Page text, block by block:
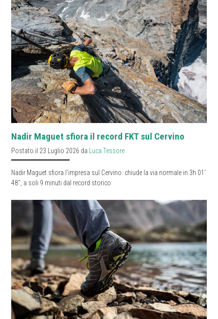
Nadir Maguet sfiora il record FKT sul Cervino
Postato il 23 Luglio 2026 da Luca Tessore
Nadir Maguet sfiora l'impresa sul Cervino: chiude la via normale in 3h 01’
48’’, a soli 9 minuti dal record storico